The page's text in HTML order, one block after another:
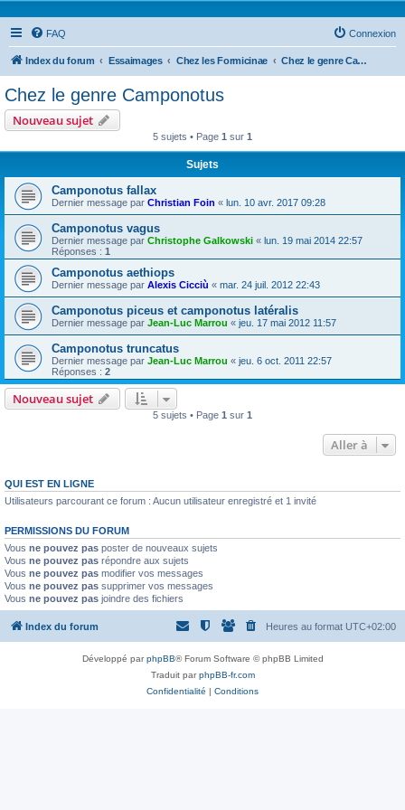
FAQ Connexion
Index du forum Essaimages Chez les Formicinae Chez le genre Camponotus
Chez le genre Camponotus
Nouveau sujet
5 sujets • Page 1 sur 1
Sujets
Camponotus fallax
Dernier message par Christian Foin « lun. 10 avr. 2017 09:28
Camponotus vagus
Dernier message par Christophe Galkowski « lun. 19 mai 2014 22:57
Réponses : 1
Camponotus aethiops
Dernier message par Alexis Cicciù « mar. 24 juil. 2012 22:43
Camponotus piceus et camponotus latéralis
Dernier message par Jean-Luc Marrou « jeu. 17 mai 2012 11:57
Camponotus truncatus
Dernier message par Jean-Luc Marrou « jeu. 6 oct. 2011 22:57
Réponses : 2
Nouveau sujet
5 sujets • Page 1 sur 1
Aller à
QUI EST EN LIGNE
Utilisateurs parcourant ce forum : Aucun utilisateur enregistré et 1 invité
PERMISSIONS DU FORUM
Vous ne pouvez pas poster de nouveaux sujets
Vous ne pouvez pas répondre aux sujets
Vous ne pouvez pas modifier vos messages
Vous ne pouvez pas supprimer vos messages
Vous ne pouvez pas joindre des fichiers
Index du forum Heures au format UTC+02:00
Développé parphpBB® Forum Software © phpBB Limited
Traduit parphpBB-fr.com
Confidentialité | Conditions